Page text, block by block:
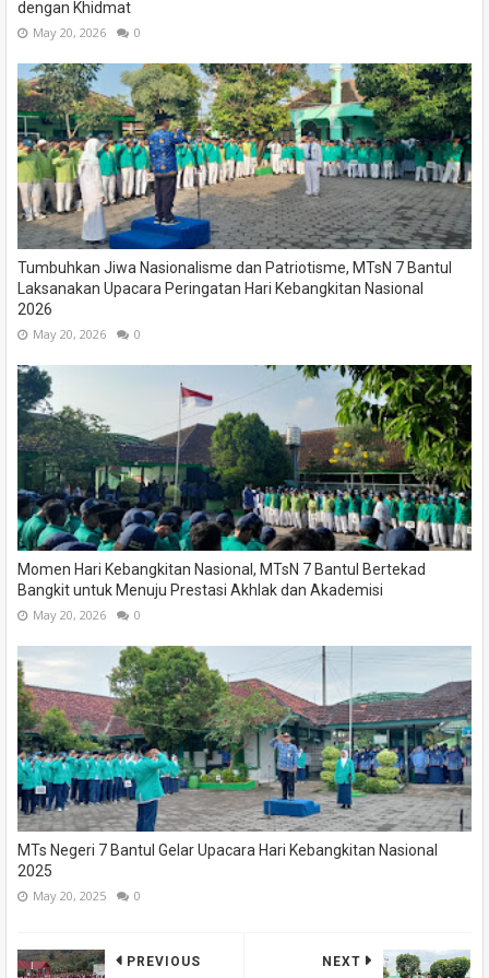
dengan Khidmat
May 20, 2026 0
Tumbuhkan Jiwa Nasionalisme dan Patriotisme, MTsN 7 Bantul
Laksanakan Upacara Peringatan Hari Kebangkitan Nasional
2026
May 20, 2026 0
Momen Hari Kebangkitan Nasional, MTsN 7 Bantul Bertekad
Bangkit untuk Menuju Prestasi Akhlak dan Akademisi
May 20, 2026 0
MTs Negeri 7 Bantul Gelar Upacara Hari Kebangkitan Nasional
2025
May 20, 2025 0
NEXT
PREVIOUS